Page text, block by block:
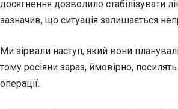
досягнення дозволило стабілізувати
зазначив, що ситуація залишається
Ми зірвали наступ, який вони
тому росіяни зараз, ймовірно, посилять
операції.